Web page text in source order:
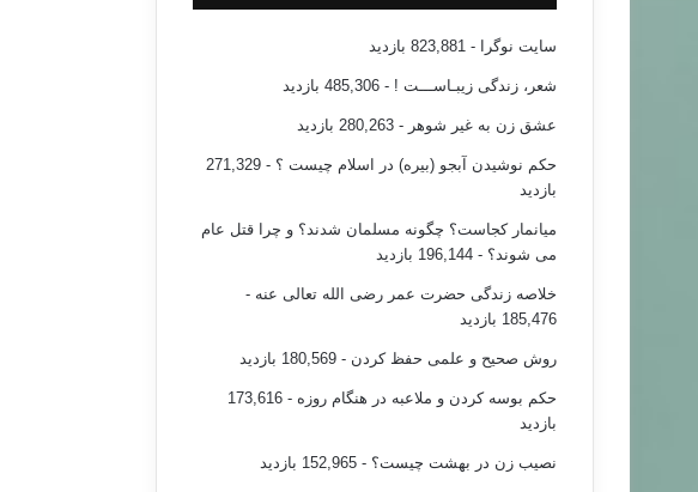
سایت نوگرا - 823,881 بازدید
شعر، زندگی زیبـاســـت ! - 485,306 بازدید
عشق زن به غیر شوهر - 280,263 بازدید
حکم نوشیدن آبجو (بیره) در اسلام چیست ؟
- 271,329
بازدید
میانمار کجاست؟ چگونه مسلمان شدند؟ و چرا قتل عام
می شوند؟ - 196,144 بازدید
خلاصه زندگی حضرت عمر رضی الله تعالی عنه -
185,476 بازدید
روش صحیح و علمی حفظ کردن - 180,569 بازدید
حکم بوسه کردن و ملاعبه در هنگام روزه
- 173,616
بازدید
نصیب زن در بهشت چیست؟ - 152,965 بازدید